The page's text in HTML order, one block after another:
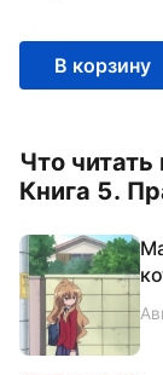
В корзину
Что читать
Книга 5.